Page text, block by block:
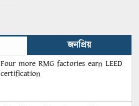
জনপ্রিয়
Four more RMG factories earn LEED
certification